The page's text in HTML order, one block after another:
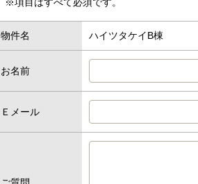
物件名 ハイツタケイB棟
お名前
Ｅメール